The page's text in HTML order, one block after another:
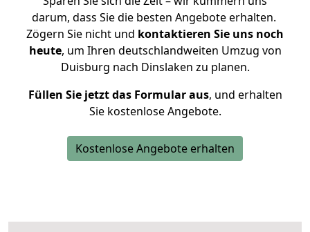
darum, dass Sie die besten Angebote erhalten.
Zögern Sie nicht und kontaktieren Sie uns noch
heute, um Ihren deutschlandweiten Umzug von
Duisburg nach Dinslaken zu planen.
Füllen Sie jetzt das Formular aus, und erhalten
Sie kostenlose Angebote.
Kostenlose Angebote erhalten